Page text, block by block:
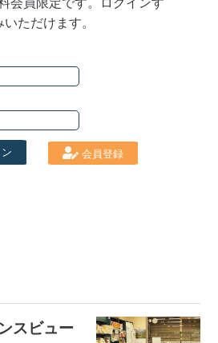
ただけます。
会員登録
スビュー